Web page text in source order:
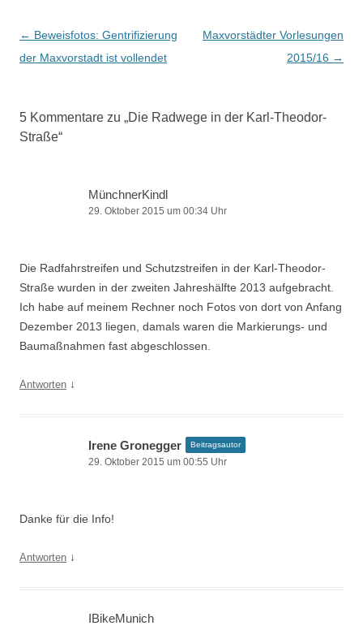
Beitragsnavigation
← Beweisfotos: Gentrifizierung
der Maxvorstadt ist vollendet
Maxvorstädter Vorlesungen
2015/16 →
5 Kommentare zu „Die Radwege in der Karl-Theodor-
Straße“
MünchnerKindl
29. Oktober 2015 um 00:34 Uhr
Die Radfahrstreifen und Schutzstreifen in der Karl-Theodor-
Straße wurden in der zweiten Jahreshälfte 2013 aufgebracht.
Ich habe auf meinem Rechner noch Fotos von dort von Anfang
Dezember 2013 liegen, damals waren die Markierungs- und
Baumaßnahmen fast abgeschlossen.
Antworten ↓
Irene Gronegger Beitragsautor
29. Oktober 2015 um 00:55 Uhr
Danke für die Info!
Antworten ↓
IBikeMunich